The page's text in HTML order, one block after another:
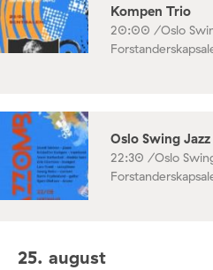
Kompen Trio
20:00 /Oslo
Oslo Swing
22:30 /Oslo
25. august